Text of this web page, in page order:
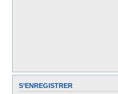
S’ENREGISTRER